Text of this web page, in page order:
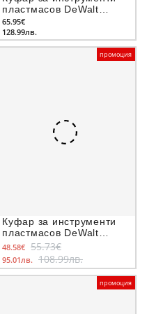
пластмасов DeWalt
DWST1-75522
65.95€
128.99лв.
промоция
Куфар за инструменти
пластмасов DeWalt
DWST83344-1
48.58€ 55.73€
95.01лв. 108.99лв.
промоция